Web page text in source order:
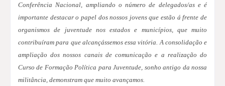
Conferência Nacional, ampliando o número de delegados/as e é
importante destacar o papel dos nossos jovens que estão á frente de
organismos de juventude nos estados e municípios, que muito
contribuíram para que alcançássemos essa vitória. A consolidação e
ampliação dos nossos canais de comunicação e a realização do
Curso de Formação Política para Juventude, sonho antigo da nossa
militância, demonstram que muito avançamos.